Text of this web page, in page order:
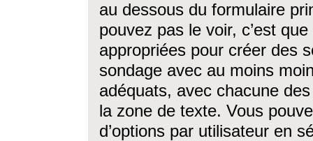
au dessous du formulaire
pouvez pas le voir, c’est
appropriées pour créer des
sondage avec au moins
adéquats, avec chacune
la zone de texte. Vous
d’options par utilisateur en